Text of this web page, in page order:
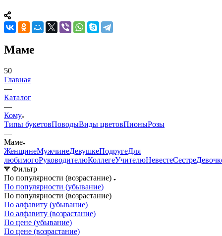
Маме
50
Главная
—
Каталог
—
Кому
Типы букетовПоводыВиды цветовПионыРозы
—
Маме
ЖенщинеМужчинеДевушкеПодругеДля
любимогоРуководителюКоллегеУчителюНевестеСестре
Фильтр
По популярности (возрастание)
По популярности (убывание)
По популярности (возрастание)
По алфавиту (убывание)
По алфавиту (возрастание)
По цене (убывание)
По цене (возрастание)